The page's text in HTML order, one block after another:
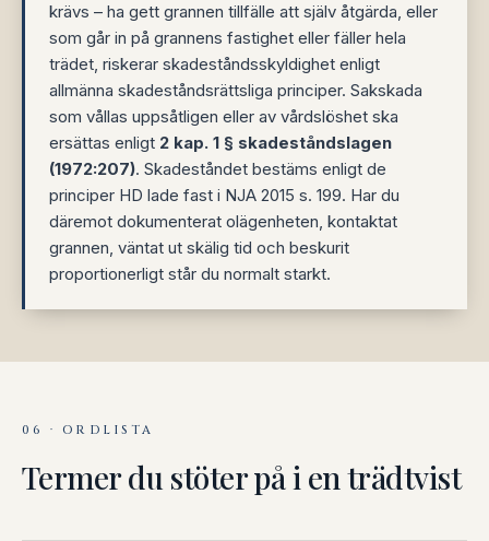
krävs – ha gett grannen tillfälle att själv åtgärda, eller
som går in på grannens fastighet eller fäller hela
trädet, riskerar skadeståndsskyldighet enligt
allmänna skadeståndsrättsliga principer. Sakskada
som vållas uppsåtligen eller av vårdslöshet ska
ersättas enligt 2 kap. 1 § skadeståndslagen
(1972:207). Skadeståndet bestäms enligt de
principer HD lade fast i NJA 2015 s. 199. Har du
däremot dokumenterat olägenheten, kontaktat
grannen, väntat ut skälig tid och beskurit
proportionerligt står du normalt starkt.
06 · ORDLISTA
Termer du stöter på i en trädtvist